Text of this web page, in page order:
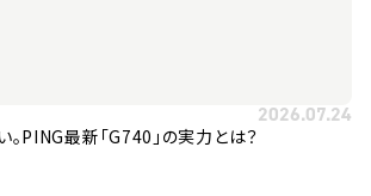
2026.07.24
。PING最新「G740」の実力とは？